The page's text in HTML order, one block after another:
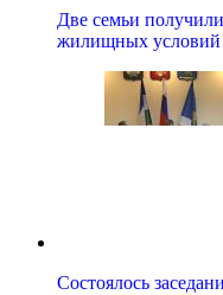
Две семьи
жилищных условий
Состоялось